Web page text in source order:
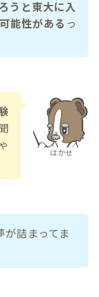
うと東大に入
能性がある っ
はかせ
詰まってま